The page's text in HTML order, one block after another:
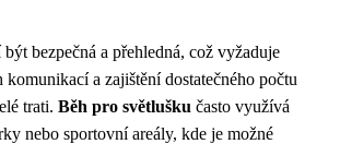
být bezpečná a přehledná, což vyžaduje
komunikací a zajištění dostatečného počtu
trati. Běh pro světlušku často využívá
nebo sportovní areály, kde je možné